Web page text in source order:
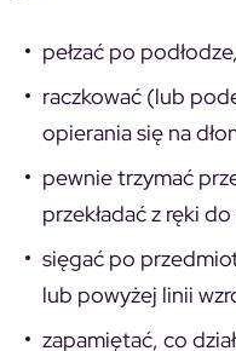
pełzać po
raczkować (lub
opierania się na
pewnie trzymać
przekładać z ręki
sięgać po
lub powyżej linii
zapamiętać, co